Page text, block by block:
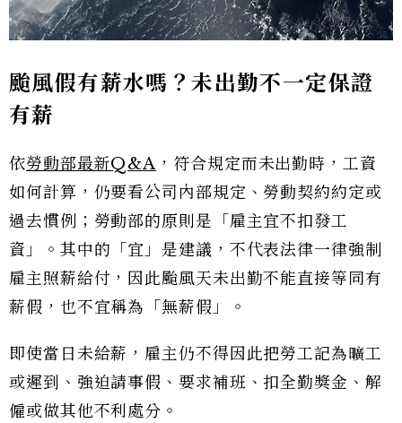
颱風假有薪水嗎？未出勤不一定保證
有薪
依勞動部最新Q&A ，符合規定而未出勤時，工資
如何計算，仍要看公司內部規定、勞動契約約定或
過去慣例；勞動部的原則是「雇主宜不扣發工
資」。其中的「宜」是建議，不代表法律一律強制
雇主照薪給付，因此颱風天未出勤不能直接等同有
薪假，也不宜稱為「無薪假」。
即使當日未給薪，雇主仍不得因此把勞工記為曠工
或遲到、強迫請事假、要求補班、扣全勤獎金、解
僱或做其他不利處分。